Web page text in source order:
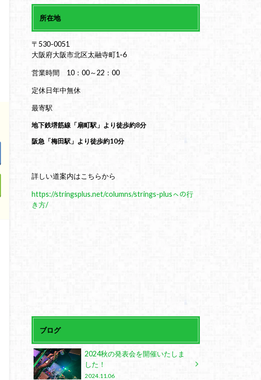
所在地
〒530-0051
大阪府大阪市北区太融寺町1-6
営業時間 10：00～22：00
定休日年中無休
最寄駅
地下鉄堺筋線「扇町駅」より徒歩約8分
阪急「梅田駅」より徒歩約10分
詳しい道案内はこちらから
https://stringsplus.net/columns/strings-plusㇸの行
き方/
ブログ
2024秋の発表会を開催いたしま
した！
2024.11.06